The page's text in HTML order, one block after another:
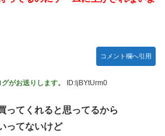
コメント欄へ引用
がお送りします。 ID:ljBYtUrm0
ってくれると思ってるから
ってないけど